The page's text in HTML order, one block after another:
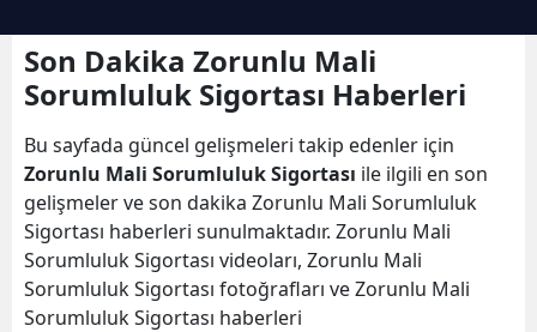
Son Dakika Zorunlu Mali
Sorumluluk Sigortası Haberleri
Bu sayfada güncel gelişmeleri takip edenler için
Zorunlu Mali Sorumluluk Sigortası ile ilgili en son
gelişmeler ve son dakika Zorunlu Mali Sorumluluk
Sigortası haberleri sunulmaktadır. Zorunlu Mali
Sorumluluk Sigortası videoları, Zorunlu Mali
Sorumluluk Sigortası fotoğrafları ve Zorunlu Mali
Sorumluluk Sigortası haberleri